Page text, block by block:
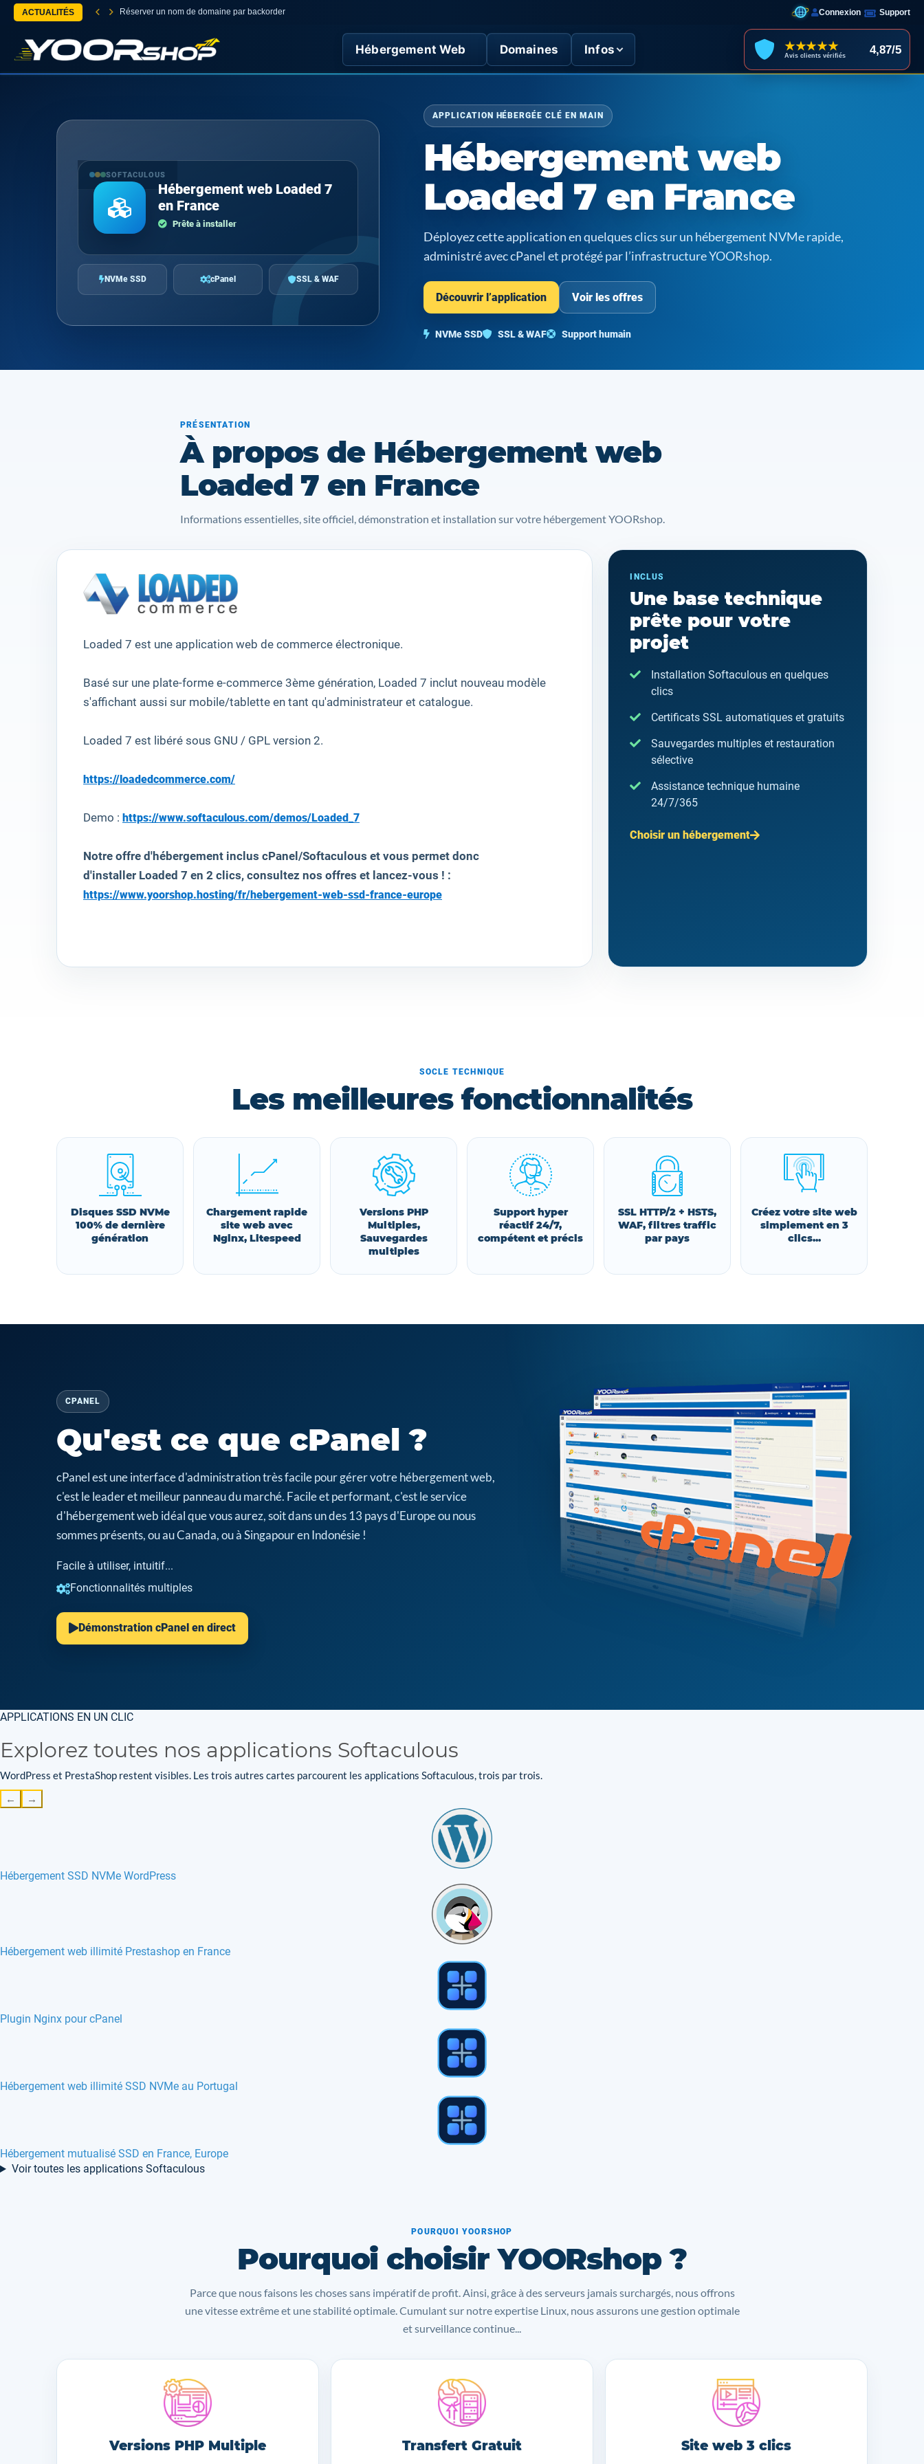
ACTUALITÉS Réserver un nom de domaine par backorder Connexion Support
Hébergement Web Domaines Infos ★★★★★
Avis clients vérifiés 4,87/5
SOFTACULOUS
Hébergement web Loaded 7
en France
Prête à installer
NVMe SSD cPanel SSL & WAF
APPLICATION HÉBERGÉE CLÉ EN MAIN
Hébergement web
Loaded 7 en France
Déployez cette application en quelques clics sur un hébergement NVMe rapide,
administré avec cPanel et protégé par l’infrastructure YOORshop.
Découvrir l’application Voir les offres
NVMe SSD SSL & WAF Support humain
PRÉSENTATION
À propos de Hébergement web
Loaded 7 en France
Informations essentielles, site officiel, démonstration et installation sur votre hébergement YOORshop.
Loaded 7 est une application web de commerce électronique.
Basé sur une plate-forme e-commerce 3ème génération, Loaded 7 inclut nouveau modèle
s'affichant aussi sur mobile/tablette en tant qu'administrateur et catalogue.
Loaded 7 est libéré sous GNU / GPL version 2.
https://loadedcommerce.com/
Demo : https://www.softaculous.com/demos/Loaded_7
Notre offre d'hébergement inclus cPanel/Softaculous et vous permet donc
d'installer Loaded 7 en 2 clics, consultez nos offres et lancez-vous ! :
https://www.yoorshop.hosting/fr/hebergement-web-ssd-france-europe
INCLUS
Une base technique
prête pour votre
projet
Installation Softaculous en quelques
clics
Certificats SSL automatiques et gratuits
Sauvegardes multiples et restauration
sélective
Assistance technique humaine
24/7/365
Choisir un hébergement
SOCLE TECHNIQUE
Les meilleures fonctionnalités
Disques SSD NVMe
100% de dernière
génération
Chargement rapide
site web avec
Nginx, Litespeed
Versions PHP
Multiples,
Sauvegardes
multiples
Support hyper
réactif 24/7,
compétent et précis
SSL HTTP/2 + HSTS,
WAF, filtres traffic
par pays
Créez votre site web
simplement en 3
clics...
CPANEL
Qu'est ce que cPanel ?
cPanel est une interface d'administration très facile pour gérer votre hébergement web,
c'est le leader et meilleur panneau du marché. Facile et performant, c'est le service
d'hébergement web idéal que vous aurez, soit dans un des 13 pays d'Europe ou nous
sommes présents, ou au Canada, ou à Singapour en Indonésie !
Facile à utiliser, intuitif...
Fonctionnalités multiples
Démonstration cPanel en direct
APPLICATIONS EN UN CLIC
Explorez toutes nos applications Softaculous
WordPress et PrestaShop restent visibles. Les trois autres cartes parcourent les applications Softaculous, trois par trois.
← →
Hébergement SSD NVMe WordPress
Hébergement web illimité Prestashop en France
Plugin Nginx pour cPanel
Hébergement web illimité SSD NVMe au Portugal
Hébergement mutualisé SSD en France, Europe
Voir toutes les applications Softaculous
POURQUOI YOORSHOP
Pourquoi choisir YOORshop ?
Parce que nous faisons les choses sans impératif de profit. Ainsi, grâce à des serveurs jamais surchargés, nous offrons
une vitesse extrême et une stabilité optimale. Cumulant sur notre expertise Linux, nous assurons une gestion optimale
et surveillance continue...
Versions PHP Multiple Transfert Gratuit Site web 3 clics